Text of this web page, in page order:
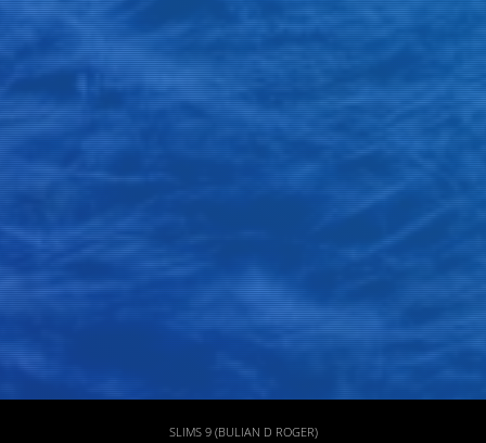
Pengarang
Subjek
ISBN/ISSN
Tipe Koleksi
GMD
SLIMS 9 (BULIAN D ROGER)